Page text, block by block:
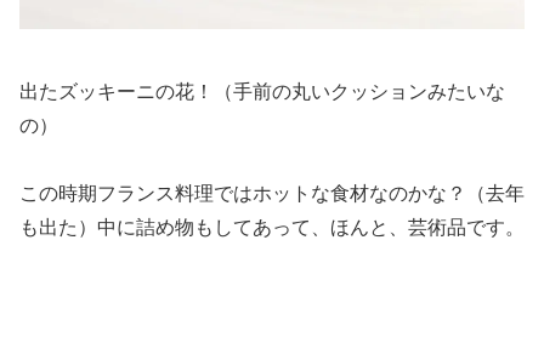
出たズッキーニの花！（手前の丸いクッションみたいな
の）
この時期フランス料理ではホットな食材なのかな？（去年
も出た）中に詰め物もしてあって、ほんと、芸術品です。